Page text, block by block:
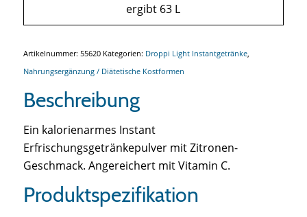
ergibt 63 L
Artikelnummer: 55620 Kategorien: Droppi Light Instantgetränke,
Nahrungsergänzung / Diätetische Kostformen
Beschreibung
Ein kalorienarmes Instant 
Erfrischungsgetränkepulver mit Zitronen-
Geschmack. Angereichert mit Vitamin C.
Produktspezifikation